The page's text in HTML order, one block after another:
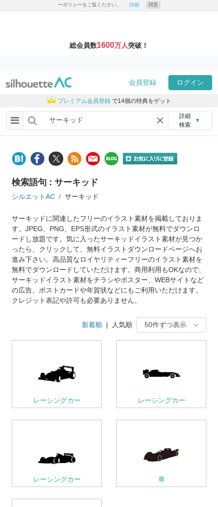
ーポリシーをご覧ください。 詳細 同意
総会員数1600万人突破！
会員登録 ログイン
プレミアム会員登録 で14個の特典をゲット
詳細
検索
▼
検索語句 : サーキッド
シルエットAC サーキッド
サーキッドに関連したフリーのイラスト素材を掲載しておりま
す。JPEG、PNG、EPS形式のイラスト素材が無料でダウンロ
ードし放題です。気に入ったサーキッドイラスト素材が見つか
ったら、クリックして、無料イラストダウンロードページへお
進み下さい。高品質なロイヤリティーフリーのイラスト素材を
無料でダウンロードしていただけます。商用利用もOKなので、
サーキッドイラスト素材をチラシやポスター、WEBサイトなど
の広告、ポストカードや年賀状などにもご利用いただけます。
クレジット表記や許可も必要ありません。
新着順 | 人気順
レーシングカー レーシングカー
レーシングカー 車